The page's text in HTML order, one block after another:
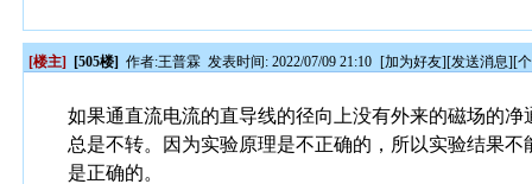
[楼主] [505楼] 作者:王普霖 发表时间: 2022/07/09 21:10 [加为好友][发送消息][
如果通直流电流的直导线的径向上没有外来的磁场的
总是不转。因为实验原理是不正确的，所以实验结果
是正确的。